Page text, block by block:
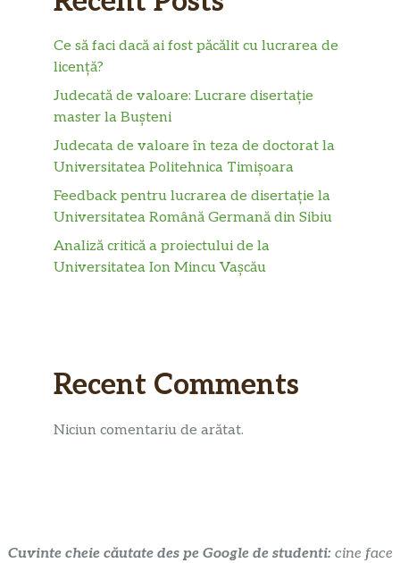
Ce să faci dacă ai fost păcălit cu lucrarea de
licență?
Judecată de valoare: Lucrare disertație
master la Bușteni
Judecata de valoare în teza de doctorat la
Universitatea Politehnica Timișoara
Feedback pentru lucrarea de disertație la
Universitatea Română Germană din Sibiu
Analiză critică a proiectului de la
Universitatea Ion Mincu Vașcău
Recent Comments
Niciun comentariu de arătat.
Cuvinte cheie căutate des pe Google de studenti: cine face